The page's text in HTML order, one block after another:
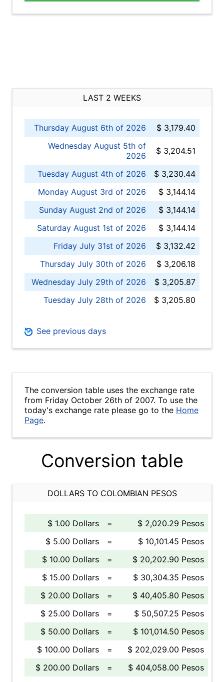
LAST 2 WEEKS
Thursday August 6th of 2026
$ 3,179.40
Wednesday August 5th of
2026
$ 3,204.51
Tuesday August 4th of 2026
$ 3,230.44
Monday August 3rd of 2026
$ 3,144.14
Sunday August 2nd of 2026
$ 3,144.14
Saturday August 1st of 2026
$ 3,144.14
Friday July 31st of 2026
$ 3,132.42
Thursday July 30th of 2026
$ 3,206.18
Wednesday July 29th of 2026
$ 3,205.87
Tuesday July 28th of 2026
$ 3,205.80
See previous days
The conversion table uses the exchange rate
from Friday October 26th of 2007. To use the
today's exchange rate please go to the Home
Page.
Conversion table
DOLLARS TO COLOMBIAN PESOS
$ 1.00 Dollars =
$ 2,020.29 Pesos
$ 5.00 Dollars
=
$ 10,101.45 Pesos
$ 10.00 Dollars
=
$ 20,202.90 Pesos
$ 15.00 Dollars
=
$ 30,304.35 Pesos
$ 20.00 Dollars
=
$ 40,405.80 Pesos
$ 25.00 Dollars
=
$ 50,507.25 Pesos
$ 50.00 Dollars
=
$ 101,014.50 Pesos
$ 100.00 Dollars
=
$ 202,029.00 Pesos
$ 200.00 Dollars
=
$ 404,058.00 Pesos